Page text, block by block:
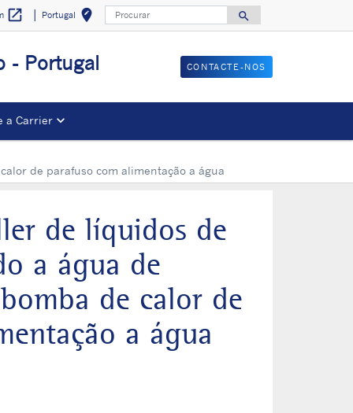
open_in_new Portugal edit_locationSelect your
Procurar
search
Search
- Portugal CONTACTE-NOS
a Carrier
de parafuso com alimentação a água
de líquidos de
a água de
de calor de
a água